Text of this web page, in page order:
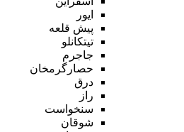
ایور
پیش قلعه
تیتکانلو
جاجرم
حصارگرمخان
درق
راز
سنخواست
شوقان